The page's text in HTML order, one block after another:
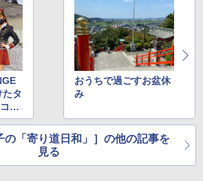
タ
ス
ュ
おうちで過ごすお盆休
み
の「寄り道日和」］の他の記事を
見る